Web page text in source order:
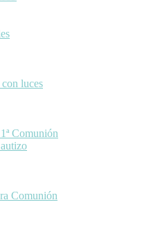
luces
Comunión
Comunión